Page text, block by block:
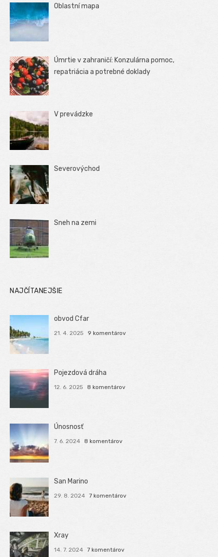
Oblastní mapa
Úmrtie v zahraničí: Konzulárna pomoc,
repatriácia a potrebné doklady
V prevádzke
Severovýchod
Sneh na zemi
NAJČÍTANEJŠIE
obvod Cfar
21. 4. 2025 9 komentárov
Pojezdová dráha
12. 6. 2025 8 komentárov
Únosnosť
7. 6. 2024 8 komentárov
San Marino
29. 8. 2024 7 komentárov
Xray
14. 7. 2024 7 komentárov